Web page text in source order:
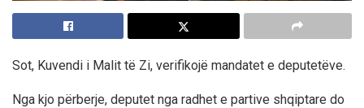
Sot, Kuvendi i Malit të Zi, verifikojë mandatet e deputetëve.
Nga kjo përberje, deputet nga radhet e partive shqiptare do